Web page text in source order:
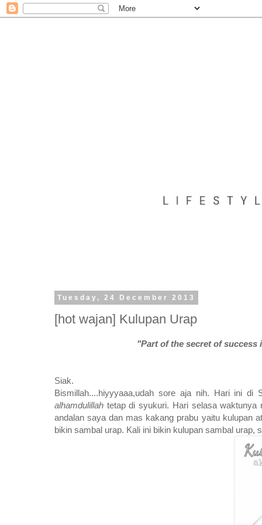
Tuesday, 24 December 2013
[hot wajan] Kulupan Urap
"Part of the secret of
Siak.
Bismillah....hiyyyaaa,udah sore aja nih. Hari ini di
alhamdulillah tetap di syukuri. Hari selasa waktunya
andalan saya dan mas kakang prabu yaitu kulupan
bikin sambal urap. Kali ini bikin kulupan sambal urap,